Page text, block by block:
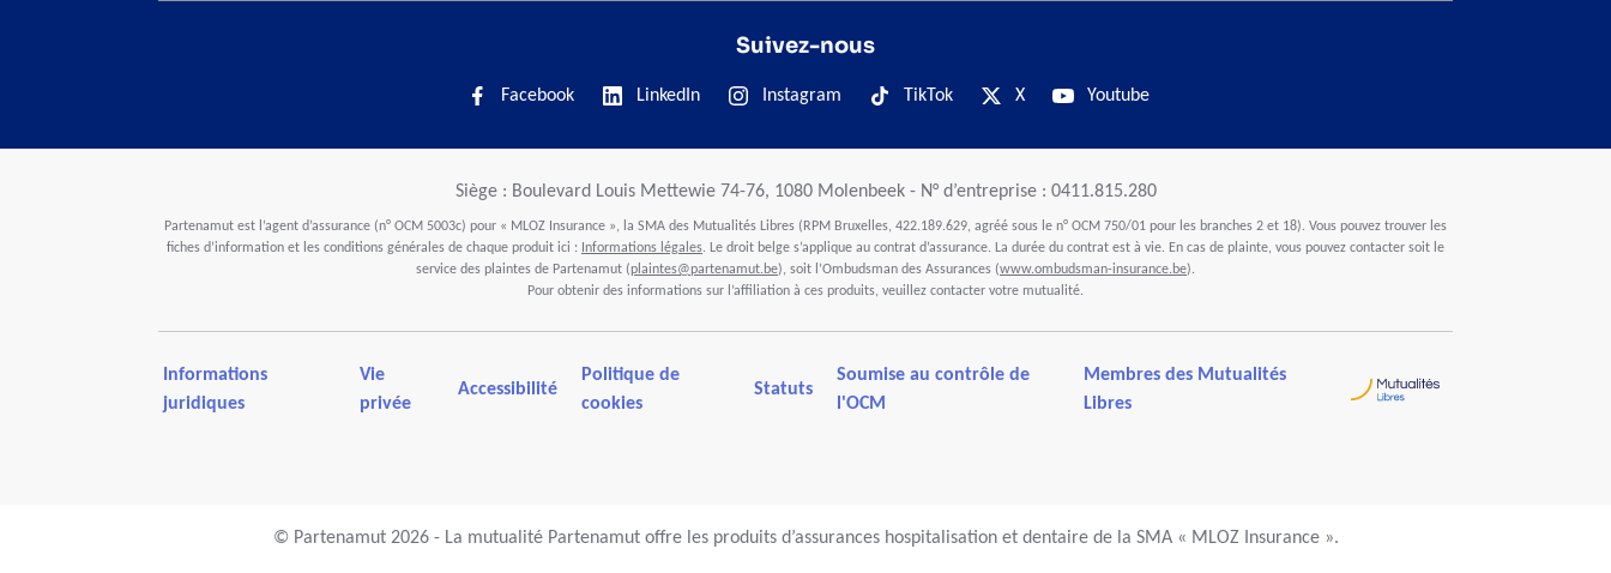
Suivez-nous
Facebook LinkedIn Instagram TikTok X Youtube
Siège : Boulevard Louis Mettewie 74-76, 1080 Molenbeek - N° d’entreprise : 0411.815.280
Partenamut est l’agent d’assurance (n° OCM 5003c) pour « MLOZ Insurance », la SMA des Mutualités Libres (RPM Bruxelles, 422.189.629, agréé sous le n° OCM 750/01 pour les branches 2 et 18). Vous pouvez trouver les
fiches d’information et les conditions générales de chaque produit ici : Informations légales. Le droit belge s’applique au contrat d’assurance. La durée du contrat est à vie. En cas de plainte, vous pouvez contacter soit le
service des plaintes de Partenamut (plaintes@partenamut.be), soit l’Ombudsman des Assurances (www.ombudsman-insurance.be).
Pour obtenir des informations sur l’affiliation à ces produits, veuillez contacter votre mutualité.
Informations
juridiques
Vie
privée
Accessibilité
Politique de
cookies
Statuts
Soumise au contrôle de
l'OCM
Membres des Mutualités
Libres
© Partenamut 2026 - La mutualité Partenamut offre les produits d’assurances hospitalisation et dentaire de la SMA « MLOZ Insurance ».